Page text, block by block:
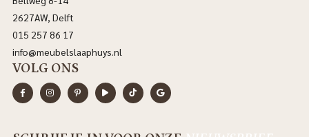
2627AW, Delft
015 257 86 17
info@meubelslaaphuys.nl
VOLG ONS